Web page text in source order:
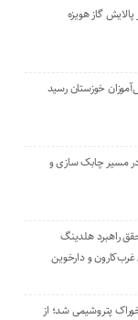
گاز هویزه
مسیر چابک سازی و
راهبرد هلدینگ
و دارخوین
پتروشیمی شد؛ از